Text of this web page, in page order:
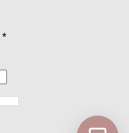
*Erforderlich